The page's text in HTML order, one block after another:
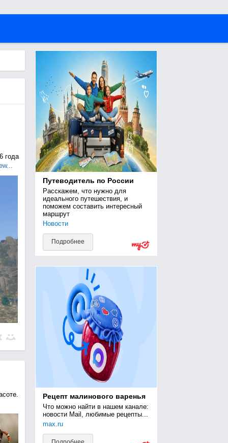
года
Путеводитель по России
Расскажем, что нужно для
идеального путешествия, и
поможем составить интересный
маршрут
Новости
Подробнее
Рецепт малинового варенья
Что можно найти в нашем канале:
новости Mail, любимые рецепты...
max.ru